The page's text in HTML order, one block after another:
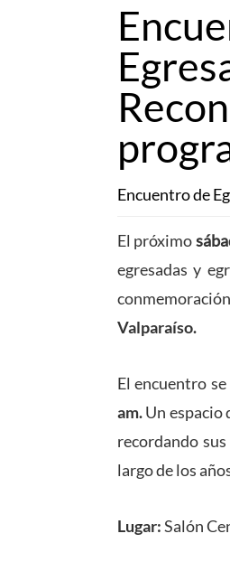
Encuentro de
El próximo
egresadas y
Valparaíso.
El encuentro
am.Un espacio
recordando
largo de los
Lugar:Salón